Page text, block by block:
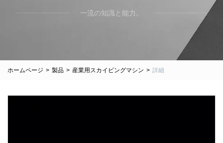
一流の知識と能力。
ホームページ > 製品 > 産業用スカイビングマシン > 詳細